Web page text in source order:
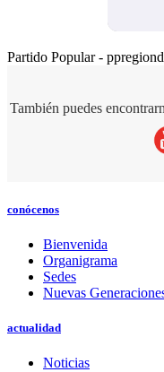
Partido Popular -
También puedes
conócenos
Bienvenida
Organigrama
Sedes
Nuevas
actualidad
Noticias